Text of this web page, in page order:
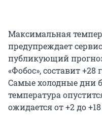
Максимальная
предупреждает
публикующий
«Фобос», составит
Самые холодные дни
температура
ожидается от +2 до